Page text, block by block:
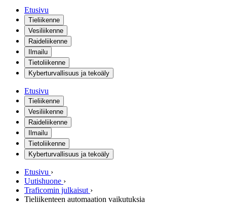
Etusivu
Tieliikenne
Vesiliikenne
Raideliikenne
Ilmailu
Tietoliikenne
Kyberturvallisuus ja tekoäly
Etusivu
Tieliikenne
Vesiliikenne
Raideliikenne
Ilmailu
Tietoliikenne
Kyberturvallisuus ja tekoäly
Etusivu ›
Uutishuone ›
Traficomin julkaisut ›
Tieliikenteen automaation vaikutuksia